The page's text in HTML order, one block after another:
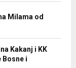
Milama od
Kakanj i KK
i